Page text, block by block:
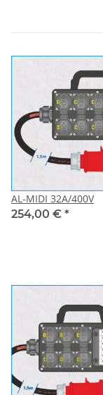
AL-MIDI 32A/400V
254,00 € *